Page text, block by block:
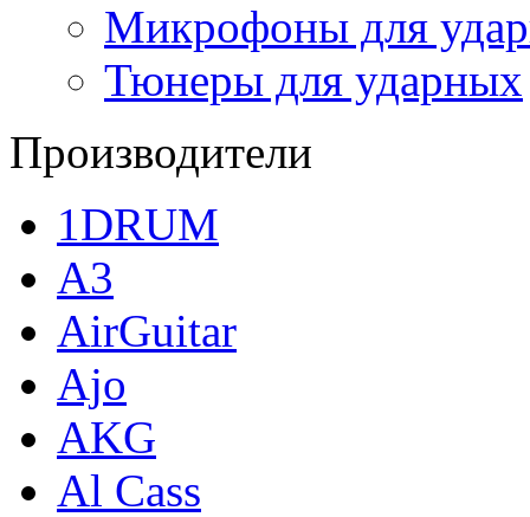
Микрофоны для
Тюнеры для ударных
Производители
1DRUM
A3
AirGuitar
Ajo
AKG
Al Cass